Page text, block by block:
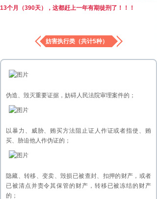
13个月（390天），这都赶上一年有期徒刑了！！！
妨害执行类（共计5种）
伪造、毁灭重要证据，妨碍人民法院审理案件的；
以暴力、威胁、贿买方法阻止证人作证或者指使、贿
买、胁迫他人作伪证的；
隐藏、转移、变卖、毁损已被查封、扣押的财产，或者
已被清点并责令其保管的财产，转移已被冻结的财产
的；